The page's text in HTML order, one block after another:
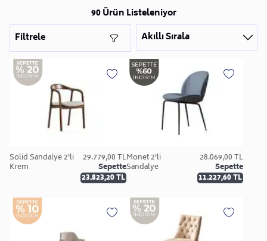
90 Ürün Listeleniyor
Filtrele
Akıllı Sırala
Solid Sandalye 2'li
Krem
29.779,00 TL
Sepette
23.823,20 TL
Monet 2'li
Sandalye
28.069,00 TL
Sepette
11.227,60 TL